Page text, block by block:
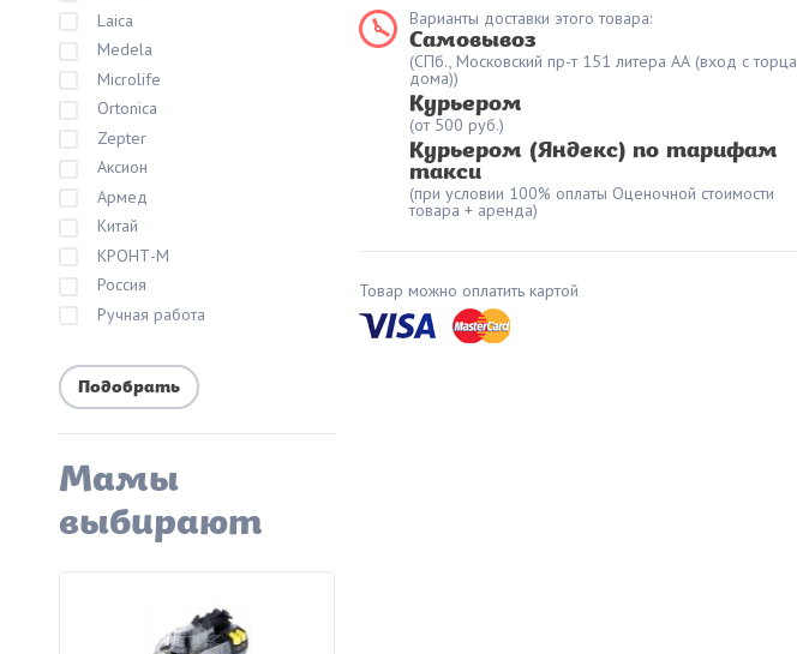
Laica
Medela
Microlife
Ortonica
Zepter
Аксион
Армед
Китай
КРОНТ-М
Россия
Ручная работа
Мамы
выбирают
Варианты доставки этого товара:
Самовывоз
(СПб., Московский пр-т 151 литера АА (вход с торца
дома))
Курьером
(от 500 руб.)
Курьером (Яндекс) по тарифам
такси
(при условии 100% оплаты Оценочной стоимости
товара + аренда)
Товар можно оплатить картой